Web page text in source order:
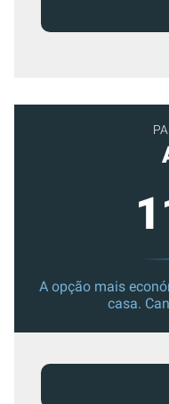
A opção mais
casa.